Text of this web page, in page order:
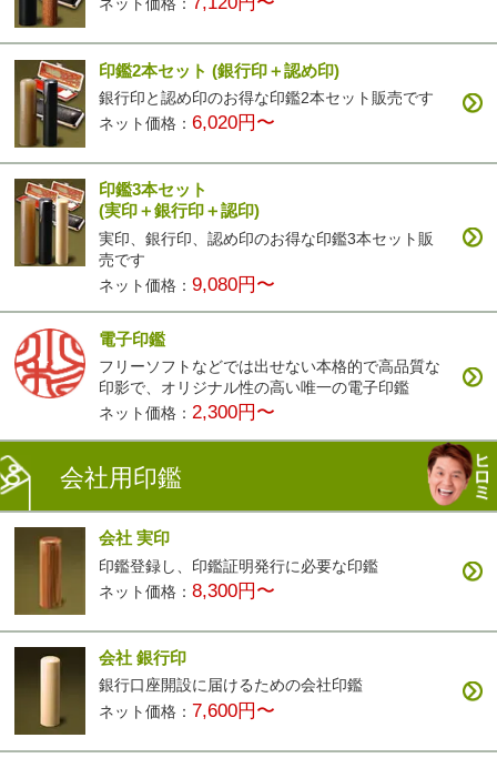
ネット価格：
印鑑2本セット(銀行印＋認め印)
銀行印と認め印のお得な印鑑2本セット販売です
ネット価格：6,020円〜
印鑑3本セット
(実印＋銀行印＋認印)
実印、銀行印、認め印のお得な印鑑3本セット販
売です
ネット価格：9,080円〜
電子印鑑
フリーソフトなどでは出せない本格的で高品質な
印影で、オリジナル性の高い唯一の電子印鑑
ネット価格： 2,300円〜
会社用印鑑
会社 実印
印鑑登録し、印鑑証明発行に必要な印鑑
ネット価格：8,300円〜
会社 銀行印
銀行口座開設に届けるための会社印鑑
ネット価格： 7,600円〜